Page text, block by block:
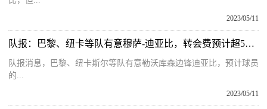
2023/05/11
队报：巴黎、纽卡等队有意穆萨-迪亚比，转会费预计超5000万欧_天天快讯
队报消息，巴黎、纽卡斯尔等队有意勒沃库森边锋迪亚比，预计球员
的...
2023/05/11